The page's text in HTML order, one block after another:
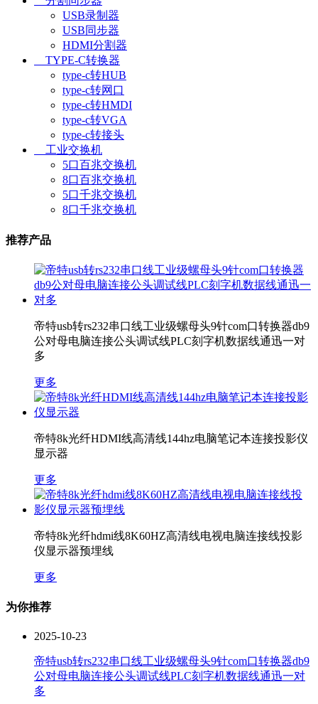
USB录制器
USB同步器
HDMI分割器
TYPE-C转换器
type-c转HUB
type-c转网口
type-c转HMDI
type-c转VGA
type-c转接头
工业交换机
5口百兆交换机
8口百兆交换机
5口千兆交换机
8口千兆交换机
推荐产品
帝特usb转rs232串口线工业级螺母头9针com口转换器db9
公对母电脑连接公头调试线PLC刻字机数据线通迅一对
多
更多
帝特8k光纤HDMI线高清线144hz电脑笔记本连接投影仪
显示器
更多
帝特8k光纤hdmi线8K60HZ高清线电视电脑连接线投影
仪显示器预埋线
更多
为你推荐
2025-10-23
帝特usb转rs232串口线工业级螺母头9针com口转换器db9
公对母电脑连接公头调试线PLC刻字机数据线通迅一对
多